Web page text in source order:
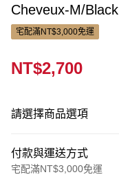
Cheveux-M/Black
宅配滿NT$3,000免運
NT$2,700
請選擇商品選項
付款與運送方式
宅配滿NT$3,000免運